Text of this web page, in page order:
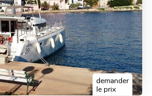
demander
le prix